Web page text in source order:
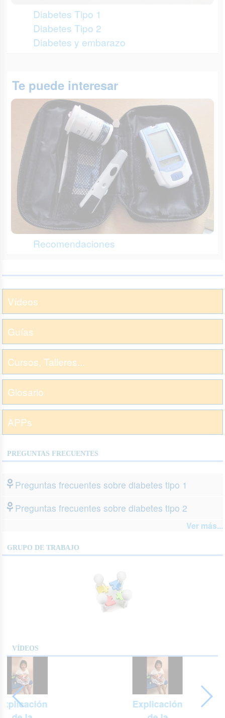
Diabetes Tipo 1
Diabetes Tipo 2
Diabetes y embarazo
Te puede interesar
Recomendaciones
Vídeos
Guías
Cursos, Talleres...
Glosario
APPs
PREGUNTAS FRECUENTES
Preguntas frecuentes sobre diabetes tipo 1
Preguntas frecuentes sobre diabetes tipo 2
Ver más...
GRUPO DE TRABAJO
VÍDEOS
Explicación